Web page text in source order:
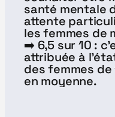
santé mentale
attente
➡️ 6,5 sur 10 :
attribuée à
des femmes de
en moyenne.